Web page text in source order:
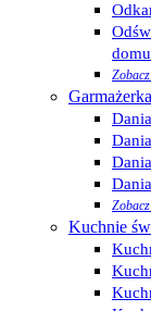
domu
Zobacz
Zobacz
Kuchnie